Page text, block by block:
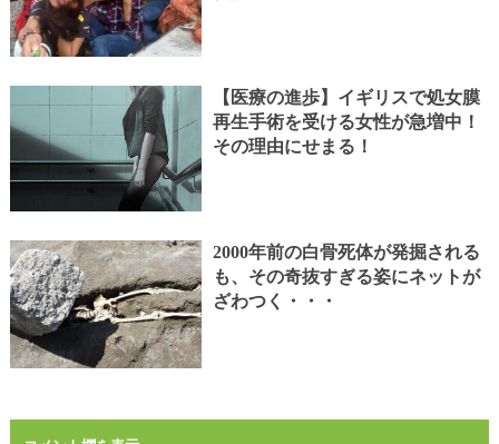
【医療の進歩】イギリスで処女膜
再生手術を受ける女性が急増中！
その理由にせまる！
2000年前の白骨死体が発掘される
も、その奇抜すぎる姿にネットが
ざわつく・・・